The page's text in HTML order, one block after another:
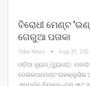
ବିରୋଧୀ ମେଣ୍ଟ
ଗେରୁଆ ପତାକା
Odia News Aug 31,
ଓଡ଼ିଆ ନ୍ୟୁଜ୍ (ବ୍ୟୁରୋ):
ଡେଭଲପମେଣ୍ଟ ଇନକ୍ଲୁସିଭ